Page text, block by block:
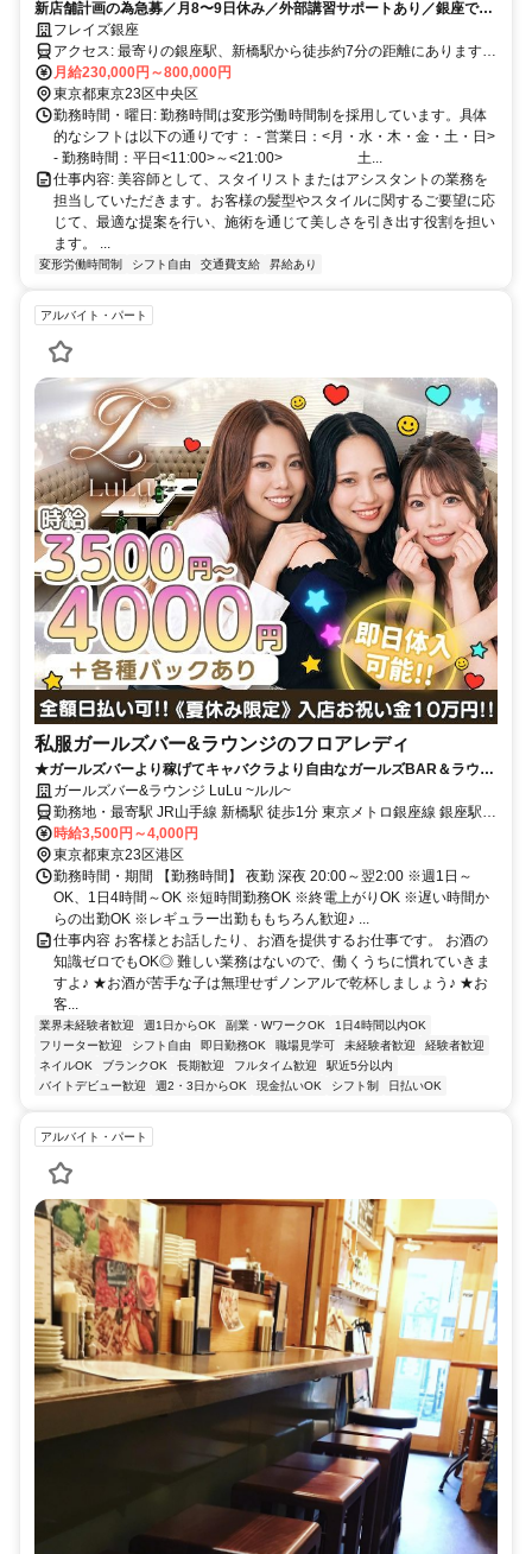
新店舗計画の為急募／月8〜9日休み／外部講習サポートあり／銀座で成
長できるサロン／歩合有り／歩合で80万円も目指せます
フレイズ銀座
アクセス: 最寄りの銀座駅、新橋駅から徒歩約7分の距離にあります。
公共交通機関を利用する場合は、JRや地下鉄をご利用いただけま
す。通勤しやすい立地ですので、安心してお越しください。
月給230,000円～800,000円
東京都東京23区中央区
勤務時間・曜日: 勤務時間は変形労働時間制を採用しています。具体
的なシフトは以下の通りです： - 営業日：<月・水・木・金・土・日>
- 勤務時間：平日<11:00>～<21:00> 土...
仕事内容: 美容師として、スタイリストまたはアシスタントの業務を
担当していただきます。お客様の髪型やスタイルに関するご要望に応
じて、最適な提案を行い、施術を通じて美しさを引き出す役割を担い
ます。 ...
変形労働時間制 シフト自由 交通費支給 昇給あり
アルバイト・パート
私服ガールズバー&ラウンジのフロアレディ
★ガールズバーより稼げてキャバクラより自由なガールズBAR＆ラウン
ジ★お店見学＆体験入店・毎日実施中♪
ガールズバー&ラウンジ LuLu ~ルル~
勤務地・最寄駅 JR山手線 新橋駅 徒歩1分 東京メトロ銀座線 銀座駅
徒歩12分 都営三田線 内幸町駅 徒歩3分
時給3,500円～4,000円
東京都東京23区港区
勤務時間・期間 【勤務時間】 夜勤 深夜 20:00～翌2:00 ※週1日～
OK、1日4時間～OK ※短時間勤務OK ※終電上がりOK ※遅い時間か
らの出勤OK ※レギュラー出勤ももちろん歓迎♪ ...
仕事内容 お客様とお話したり、お酒を提供するお仕事です。 お酒の
知識ゼロでもOK◎ 難しい業務はないので、働くうちに慣れていきま
すよ♪ ★お酒が苦手な子は無理せずノンアルで乾杯しましょう♪ ★お
客...
業界未経験者歓迎 週1日からOK 副業・WワークOK
1日4時間以内OK
フリーター歓迎
シフト自由 即日勤務OK 職場見学可 未経験者歓迎
経験者歓迎
ネイルOK
ブランクOK 長期歓迎 フルタイム歓迎
駅近5分以内
バイトデビュー歓迎
週2・3日からOK 現金払いOK シフト制 日払いOK
アルバイト・パート